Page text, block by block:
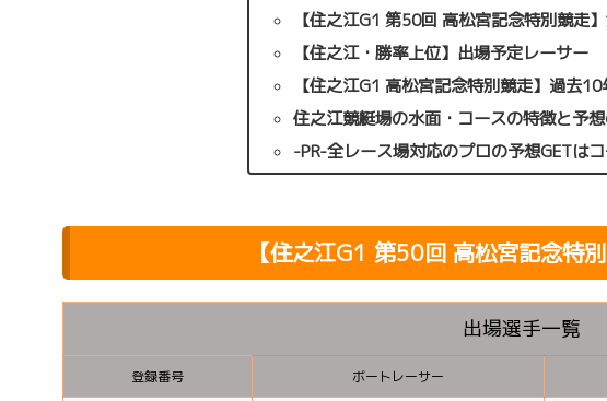
【住之江G1 第50回 高松宮記念特別競走
【住之江・勝率上位】出場予定レーサー
【住之江G1 高松宮記念特別競走】過去
住之江競艇場の水面・コースの特徴と予
-PR-全レース場対応のプロの予想GETは
【住之江G1 第50回 高松宮記念特
出場選手一覧
登録番号 ボートレーサー